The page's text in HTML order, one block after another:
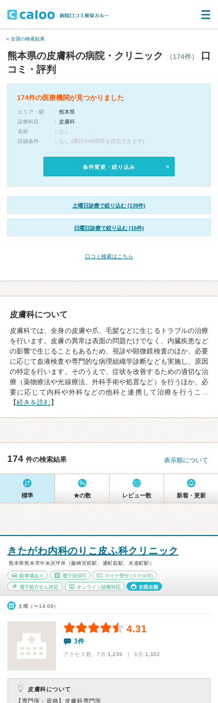
« 全国の検索結果
熊本県の皮膚科の病院・クリニック （174件）
口
コミ・評判
174件の医療機関が見つかりました
エリア・駅
熊本県
診療科目
皮膚科
名称
なし
詳細条件
なし (曜日や時間帯を指定できます)
条件変更・絞り込み
土曜日診療で絞り込む (139件)
日曜日診療で絞り込む (16件)
口コミ検索はこちら
皮膚科について
皮膚科では、全身の皮膚や爪、毛髪などに生じるトラブルの治療
を行います。皮膚の異常は表面の問題だけでなく、内臓疾患など
の影響で生じることもあるため、視診や顕微鏡検査のほか、必要
に応じて血液検査や専門的な病理組織学診断なども実施し、原因
の特定を行います。そのうえで、症状を改善するための適切な治
療（薬物療法や光線療法、外科手術や処置など）を行うほか、必
要に応じて内科や外科などの他科と連携して治療を行うこ…
【続きを読む】
174 件の検索結果 表示順について
標準 ★の数 レビュー数 新着・更新
きたがわ内科のりこ皮ふ科クリニック
熊本県熊本市中央区坪井（藤崎宮前駅、通町筋駅、水道町駅）
駐車場あり 電子決済可 マイナ受付 (スマホ可)
電子処方せん対応 オンライン診療対応 女医在籍
土曜（〜14:00）
4.31
3件
アクセス数 7月:1,235 | 6月:1,102
皮膚科について
【専門医・資格】 皮膚科専門医